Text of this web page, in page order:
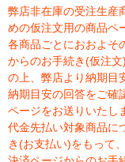
弊店非在庫の受注生産
めの仮注文用の商品ペ
各商品ごとにおおよそ
からのお手続き(仮注
の上、弊店より納期目
納期目安の回答をご確
ページをお送りいたし
代金先払い対象商品に
き(お支払い)をもって